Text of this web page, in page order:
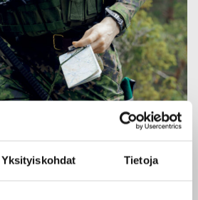
Yksityiskohdat Tietoja